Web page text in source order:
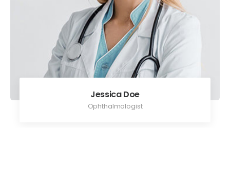
Jessica Doe
Ophthalmologist